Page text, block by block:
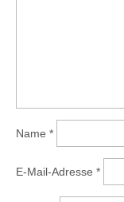
Name *
E-Mail-Adresse *